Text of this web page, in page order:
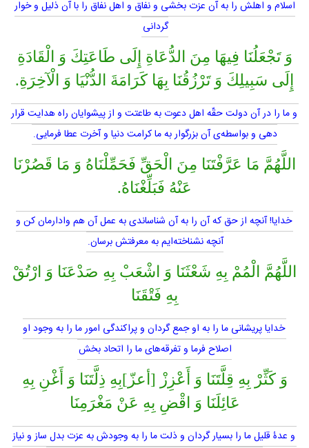
اسلام و اهلش را به آن عزت بخشى و نفاق و اهل نفاق را با آن ذليل و خوار
گردانى
وَ تَجْعَلُنَا فِيهَا مِنَ الدُّعَاةِ إِلَى طَاعَتِكَ وَ الْقَادَةِ
إِلَى سَبِيلِكَ وَ تَرْزُقُنَا بِهَا كَرَامَةَ الدُّنْيَا وَ الْآخِرَةِ.
و ما را در آن دولت حقّه اهل دعوت به طاعتت و از پيشوايان راه هدايت قرار
دهى و بواسطه‌ى آن بزرگوار به ما كرامت دنيا و آخرت عطا فرمايى.
اللَّهُمَّ مَا عَرَّفْتَنَا مِنَ الْحَقِّ فَحَمِّلْنَاهُ وَ مَا قَصُرْنَا
عَنْهُ فَبَلِّغْنَاهُ.
خدايا! آنچه از حق كه آن را به آن شناساندى به عمل آن هم وادارمان كن و
آنچه نشناخته‌ايم به معرفتش برسان.
اللَّهُمَّ الْمُمْ بِهِ شَعْثَنَا وَ اشْعَبْ بِهِ صَدْعَنَا وَ ارْتُقْ
بِهِ فَتْقَنَا
خدايا پريشانى ما را به او جمع گردان و پراكندگى امور ما را به وجود او
اصلاح فرما و تفرقه‌هاى ما را اتحاد بخش
وَ كَثِّرْ بِهِ قِلَّتَنَا وَ أَعْزِزْ [أعزّ]بِهِ ذِلَّتَنَا وَ أَغْنِ بِهِ
عَائِلَنَا وَ اقْضِ بِهِ عَنْ مَغْرَمِنَا
و عدۀ قليل ما را بسيار گردان و ذلت ما را به وجودش به عزت بدل ساز و نياز